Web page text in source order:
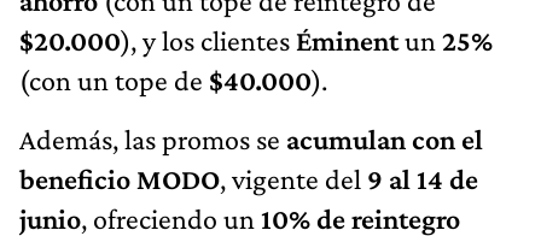
$20.000), y los clientes Éminentun 25%
(con un tope de $40.000).
Además, las promos se acumulan con el
beneficio MODO, vigente del 9 al 14 de
junio, ofreciendo un 10% de reintegro